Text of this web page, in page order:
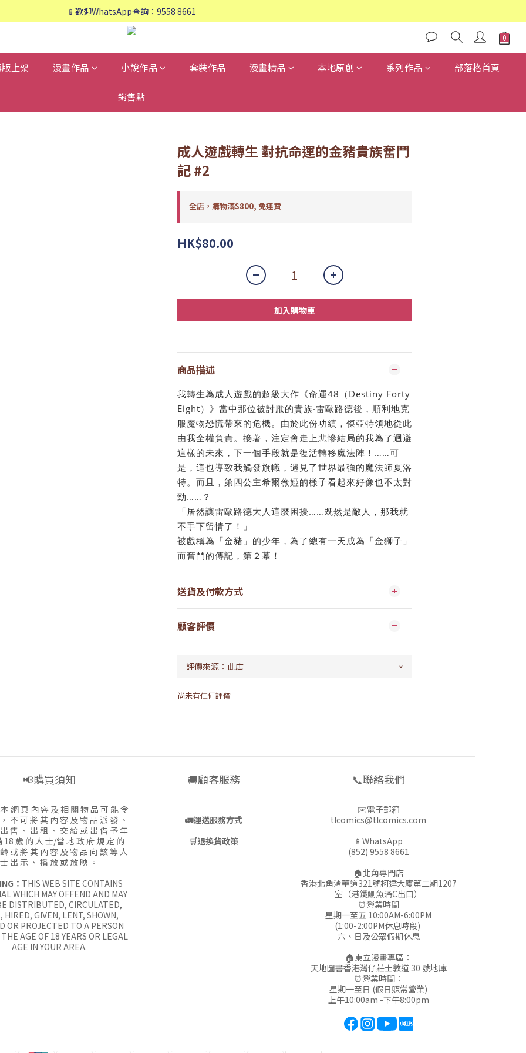
📱歡迎WhatsApp查詢：9558 8661
📱歡迎WhatsApp查詢：9558 8661
❤️會員專享：🛍購物滿💰HK$800，🚚免運費❤️
📱歡迎WhatsApp查詢：9558 8661
上架 漫畫作品 小說作品 套裝作品 漫畫精品 本地原創 系列作品 部落格首頁
銷售點
成人遊戲轉生 對抗命運的金豬貴族奮鬥
記 #2
全店，購物滿$800, 免運費
HK$80.00
加入購物車
商品描述
我轉生為成人遊戲的超級大作《命運48（Destiny Forty
Eight）》當中那位被討厭的貴族‧雷歐路德後，順利地克
服魔物恐慌帶來的危機。由於此份功績，傑亞特領地從此
由我全權負責。接著，注定會走上悲慘結局的我為了迴避
這樣的未來，下一個手段就是復活轉移魔法陣！……可
是，這也導致我觸發旗幟，遇見了世界最強的魔法師夏洛
特。而且，第四公主希爾薇婭的樣子看起來好像也不太對
勁……？
「居然讓雷歐路德大人這麼困擾……既然是敵人，那我就
不手下留情了！」
被戲稱為「金豬」的少年，為了總有一天成為「金獅子」
而奮鬥的傳記，第２幕！
送貨及付款方式
顧客評價
尚未有任何評價
📢購買須知
本 網 頁 內 容 及 相 關 物 品 可 能 令
不 可 將 其 內 容 及 物 品 派 發 、
售 、 出 租 、 交 給 或 出 借 予 年
18 歲 的 人 士/當 地 政 府 規 定 的
或 將 其 內 容 及 物 品 向 該 等 人
士 出 示 、 播 放 或 放 映 。
： THIS WEB SITE CONTAINS
WHICH MAY OFFEND AND MAY
DISTRIBUTED, CIRCULATED,
HIRED, GIVEN, LENT, SHOWN,
OR PROJECTED TO A PERSON
AGE OF 18 YEARS OR LEGAL
AGE IN YOUR AREA.
🚚顧客服務
🚛運送服務方式
🛒退換貨政策
📞聯絡我們
✉️電子郵箱
tlcomics@tlcomics.com
📱WhatsApp
(852) 9558 8661
🏠北角專門店
香港北角渣華道321號柯達大廈第二期1207
室（港鐵鰂魚涌C出口）
⏰營業時間
星期一至五 10:00AM-6:00PM
(1:00-2:00PM休息時段)
六、日及公眾假期休息
🏠東立漫畫專區：
天地圖書香港灣仔莊士敦道 30 號地庫
⏰營業時間：
星期一至日 (假日照常營業)
上午10:00am -下午8:00pm